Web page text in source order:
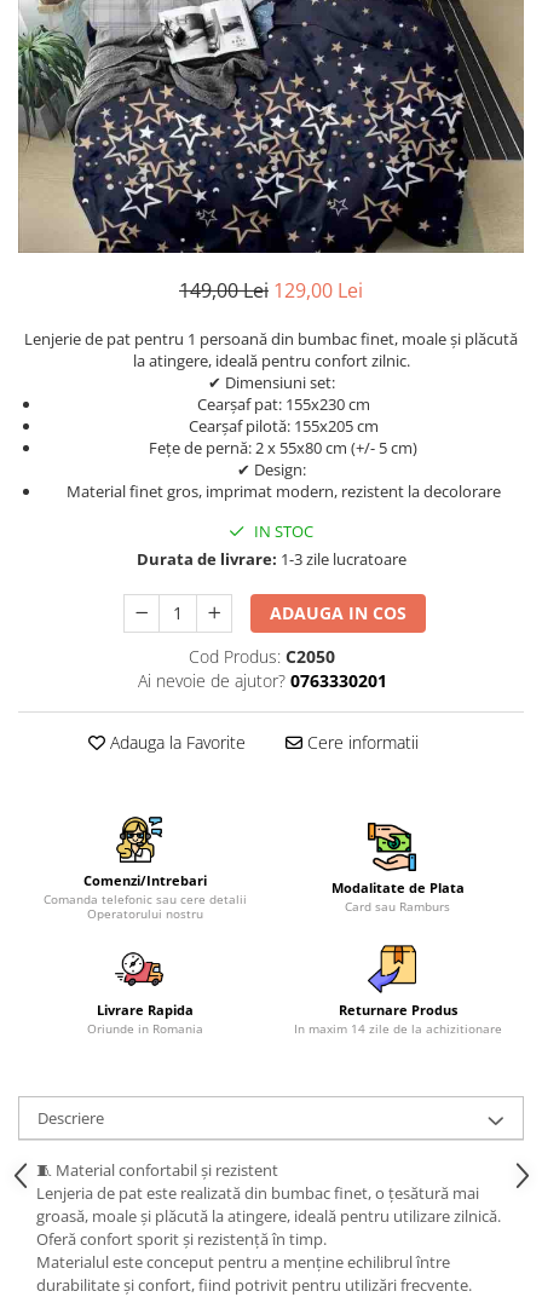
Cearceaf Normal
Lenjerii Pat Imprimeu 5D cu Elastic
Cearceaf cu Elastic pat 1 Persoana
Cearceaf cu Elastic pat 2 Persoane
Lenjerii Pat Inimi Brodate
Lenjerii Pat, Bumbac-Finet
Premium, 1 Persoana
Lenjerii Pat, Bumbac-Finet
Cearceaf Normal
149,00 Lei 129,00 Lei
Lenjerie de pat pentru 1 persoană din bumbac finet, moale și plăcută
la atingere, ideală pentru confort zilnic.
✔ Dimensiuni set:
Cearșaf pat: 155x230 cm
Cearșaf pilotă: 155x205 cm
Fețe de pernă: 2 x 55x80 cm (+/- 5 cm)
✔ Design:
Material finet gros, imprimat modern, rezistent la decolorare
IN STOC
Durata de livrare: 1-3 zile lucratoare
ADAUGA IN COS
Cod Produs: C2050
Ai nevoie de ajutor? 0763330201
Adauga la Favorite Cere informatii
Comenzi/Intrebari
Comanda telefonic sau cere detalii
Operatorului nostru
Modalitate de Plata
Card sau Ramburs
Livrare Rapida
Oriunde in Romania
Returnare Produs
In maxim 14 zile de la achizitionare
Descriere
🧵 Material confortabil și rezistent
Lenjeria de pat este realizată din bumbac finet, o țesătură mai
groasă, moale și plăcută la atingere, ideală pentru utilizare zilnică.
Oferă confort sporit și rezistență în timp.
Materialul este conceput pentru a menține echilibrul între
durabilitate și confort, fiind potrivit pentru utilizări frecvente.